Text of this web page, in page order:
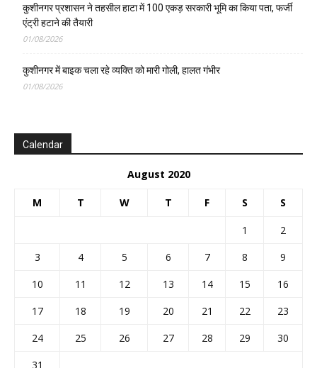
कुशीनगर प्रशासन ने तहसील हाटा में 100 एकड़ सरकारी भूमि का किया पता, फर्जी
एंट्री हटाने की तैयारी
01/08/2026
कुशीनगर में बाइक चला रहे व्यक्ति को मारी गोली, हालत गंभीर
01/08/2026
Calendar
August 2020
M T W T F S S
1
2
3
4 5 6 7 8
9
10
11 12 13 14 15
16
17
18 19 20 21 22
23
24
25 26 27 28 29
30
31